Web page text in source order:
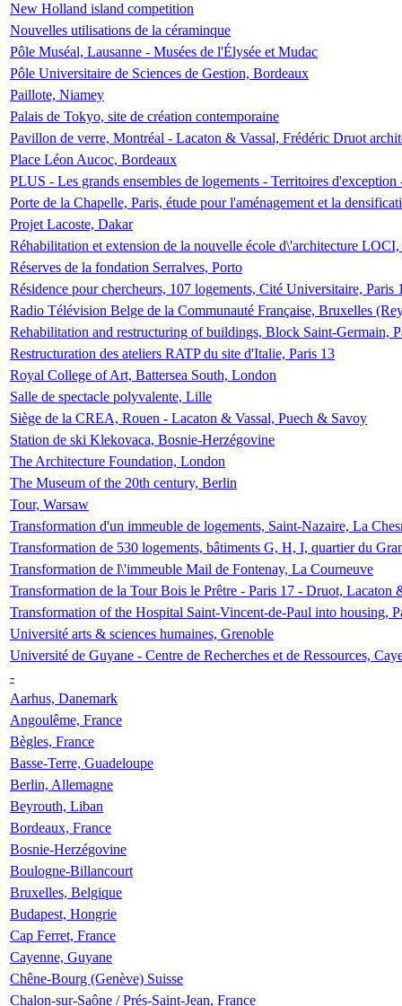
New Holland island competition
Nouvelles utilisations de la céraminque
Pôle Muséal, Lausanne - Musées de l'Élysée et Mudac
Pôle Universitaire de Sciences de Gestion, Bordeaux
Paillote, Niamey
Palais de Tokyo, site de création contemporaine
Pavillon de verre, Montréal - Lacaton & Vassal, Frédéric Druot
Place Léon Aucoc, Bordeaux
PLUS - Les grands ensembles de logements - Territoires
Porte de la Chapelle, Paris, étude pour l'aménagement et la
Projet Lacoste, Dakar
Réhabilitation et extension de la nouvelle école d\'architecture
Réserves de la fondation Serralves, Porto
Résidence pour chercheurs, 107 logements, Cité Universitaire, Paris
Radio Télévision Belge de la Communauté Française, Bruxelles
Rehabilitation and restructuring of buildings, Block Saint-Germain,
Restructuration des ateliers RATP du site d'Italie, Paris 13
Royal College of Art, Battersea South, London
Salle de spectacle polyvalente, Lille
Siège de la CREA, Rouen - Lacaton & Vassal, Puech & Savoy
Station de ski Klekovaca, Bosnie-Herzégovine
The Architecture Foundation, London
The Museum of the 20th century, Berlin
Tour, Warsaw
Transformation d'un immeuble de logements, Saint-Nazaire, La
Transformation de 530 logements, bâtiments G, H, I, quartier du
Transformation de l\'immeuble Mail de Fontenay, La Courneuve
Transformation de la Tour Bois le Prêtre - Paris 17 - Druot, Lacaton
Transformation of the Hospital Saint-Vincent-de-Paul into housing,
Université arts & sciences humaines, Grenoble
Université de Guyane - Centre de Recherches et de Ressources,
-
Aarhus, Danemark
Angoulême, France
Bègles, France
Basse-Terre, Guadeloupe
Berlin, Allemagne
Beyrouth, Liban
Bordeaux, France
Bosnie-Herzégovine
Boulogne-Billancourt
Bruxelles, Belgique
Budapest, Hongrie
Cap Ferret, France
Cayenne, Guyane
Chêne-Bourg (Genève) Suisse
Chalon-sur-Saône / Prés-Saint-Jean, France